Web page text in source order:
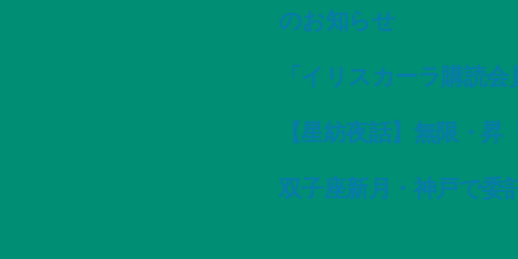
のお知らせ
「イリスカーラ購読
【星紡夜話】無限・
双子座新月・神戸で委